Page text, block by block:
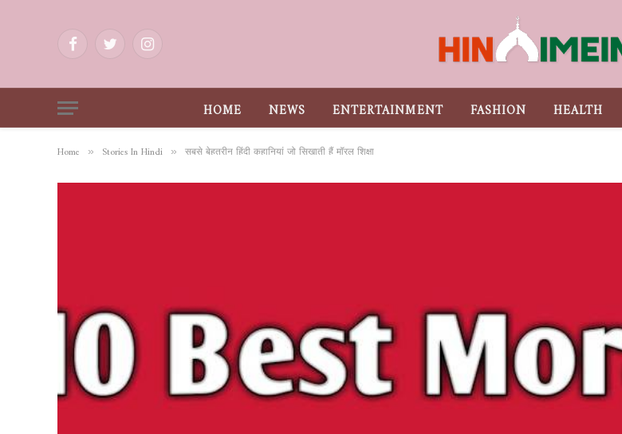
FacebookTwitterInstagram
HOME NEWS ENTERTAINMENT FASHION HEALTH
Home » Stories In Hindi » सबसे बेहतरीन हिंदी कहानियां जो सिखाती हैं मॉरल शिक्षा